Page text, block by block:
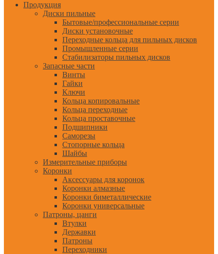
Продукция
Диски пильные
Бытовые/профессиональные серии
Диски установочные
Переходные кольца для пильных дисков
Промышленные серии
Стабилизаторы пильных дисков
Запасные части
Винты
Гайки
Ключи
Кольца копировальные
Кольца переходные
Кольца проставочные
Подшипники
Саморезы
Стопорные кольца
Шайбы
Измерительные приборы
Коронки
Аксессуары для коронок
Коронки алмазные
Коронки биметаллические
Коронки универсальные
Патроны, цанги
Втулки
Державки
Патроны
Переходники